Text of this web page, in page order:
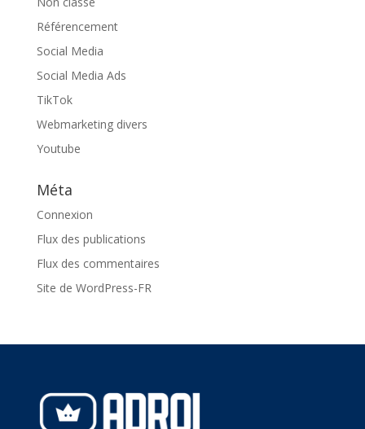
Référencement
Social Media
Social Media Ads
TikTok
Webmarketing divers
Youtube
Méta
Connexion
Flux des publications
Flux des commentaires
Site de WordPress-FR